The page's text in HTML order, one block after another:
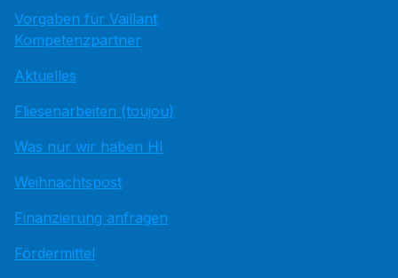
Vorgaben für Vaillant
Kompetenzpartner
Aktuelles
Fliesenarbeiten (toujou)
Was nur wir haben HI
Weihnachtspost
Finanzierung anfragen
Fördermittel